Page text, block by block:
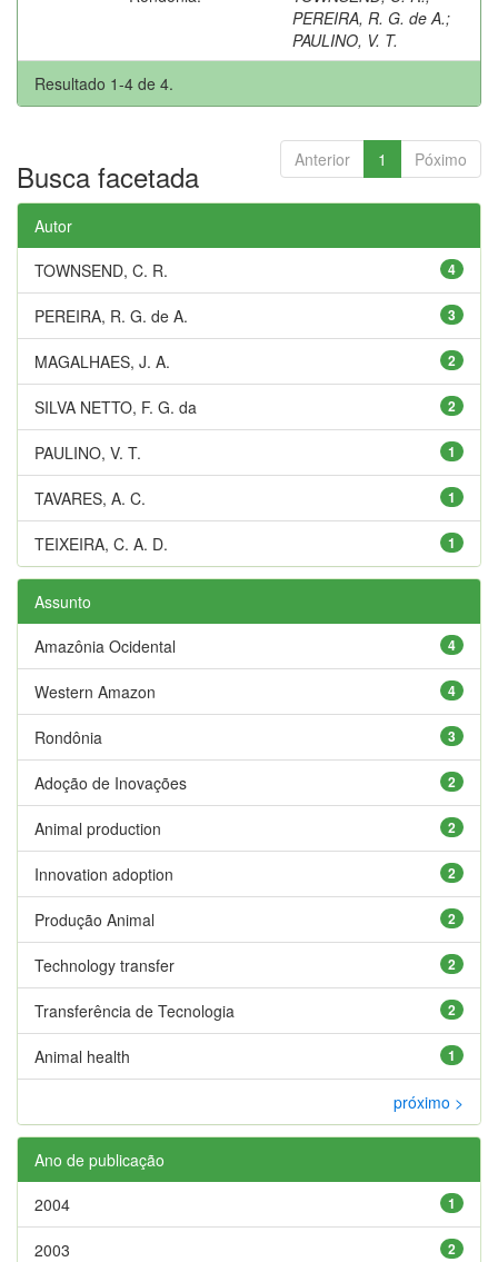
PEREIRA, R. G. de A.;
PAULINO, V. T.
Resultado 1-4 de 4.
Anterior 1 Póximo
Busca facetada
Autor
4
TOWNSEND, C. R.
3
PEREIRA, R. G. de A.
2
MAGALHAES, J. A.
2
SILVA NETTO, F. G. da
1
PAULINO, V. T.
1
TAVARES, A. C.
1
TEIXEIRA, C. A. D.
Assunto
4
Amazônia Ocidental
4
Western Amazon
3
Rondônia
2
Adoção de Inovações
2
Animal production
2
Innovation adoption
2
Produção Animal
2
Technology transfer
2
Transferência de Tecnologia
1
Animal health
próximo >
Ano de publicação
1
2004
2
2003